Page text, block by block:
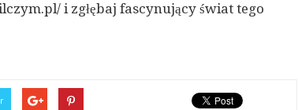
i zgłębaj fascynujący świat tego